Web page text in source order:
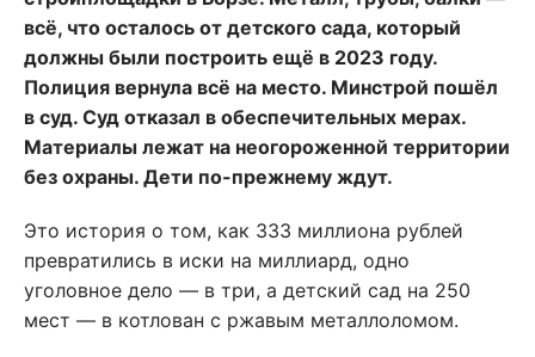
всё, что осталось от детского сада, который
должны были построить ещё в 2023 году.
Полиция вернула всё на место. Минстрой пошёл
в суд. Суд отказал в обеспечительных мерах.
Материалы лежат на неогороженной территории
без охраны. Дети по-прежнему ждут.
Это история о том, как 333 миллиона рублей
превратились в иски на миллиард, одно
уголовное дело — в три, а детский сад на 250
мест — в котлован с ржавым металлоломом.